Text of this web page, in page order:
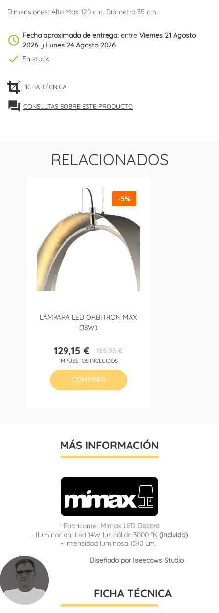
Dimensiones: Alto Max 120 cm. Diámetro 35 cm.
schedule Fecha aproximada de entrega: entre Viernes 21 Agosto
2026 y Lunes 24 Agosto 2026
check En stock
FICHA TÉCNICA
forum CONSULTAS SOBRE ESTE PRODUCTO
RELACIONADOS
LÁMPARA LED ORBITRON MAX
(18W)
Precio
129,15 €Precio
base
135,95 €
IMPUESTOS INCLUIDOS
-5%
COMPRAR
MÁS INFORMACIÓN
- Fabricante: Mimax LED Decore
- Iluminación: Led 14W luz cálida 3000 ºK (incluido)
- Intensidad luminosa 1340 Lm.
Diseñado por Iseecows Studio
FICHA TÉCNICA